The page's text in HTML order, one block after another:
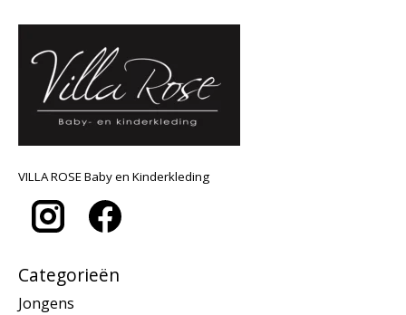
VILLA ROSE Baby en Kinderkleding
Categorieën
Jongens